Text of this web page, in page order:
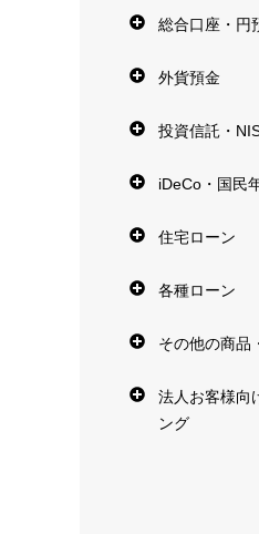
総合口座・円
外貨預金
投資信託・
iDeCo・国民
住宅ローン
各種ローン
その他の商品
法人お客様向
ング